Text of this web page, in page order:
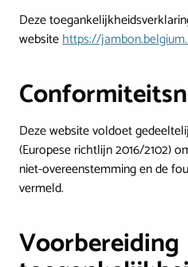
Deze
websitehttps://
Deze website voldoet
(Europese richtlijn 2016/2102)
niet-overeenstemming en de
vermeld.
Voorbereiding